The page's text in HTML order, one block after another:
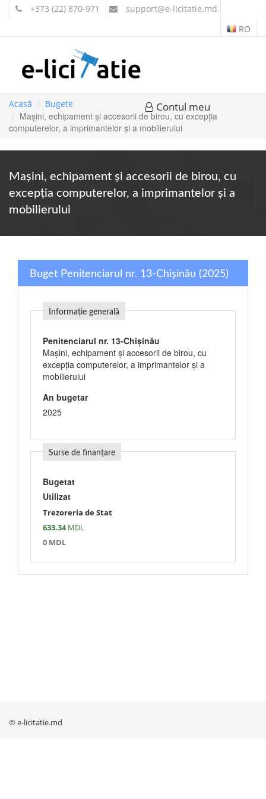
+373 (22) 870-971 support@e-licitatie.md
RO
Contul meu
Acasă Bugete
Maşini, echipament şi accesorii de birou, cu excepţia
computerelor, a imprimantelor şi a mobilierului
Maşini, echipament şi accesorii de birou, cu
excepţia computerelor, a imprimantelor şi a
mobilierului
Buget Penitenciarul nr. 13-Chișinău (2025)
Informație generală
Penitenciarul nr. 13-Chișinău
Maşini, echipament şi accesorii de birou, cu
excepţia computerelor, a imprimantelor şi a
mobilierului
An bugetar
2025
Surse de finanțare
Bugetat
Utilizat
Trezoreria de Stat
633.34MDL
0 MDL
© e-licitatie.md